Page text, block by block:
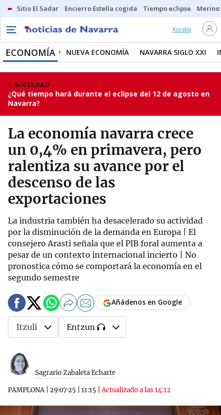
Sitio El Sadar Encierro Estella cogida Tiempo eclipse
Kiosko
ECONOMÍA NUEVA ECONOMÍA NAVARRA SIGLO XXI
SOCIEDAD
¿Qué tiempo hará durante el eclipse del 12 de agosto en
Navarra?
La economía navarra crece
un 0,4% en primavera, pero
ralentiza su avance por el
descenso de las
exportaciones
La industria también ha desacelerado su actividad
por la disminución de la demanda en Europa | El
consejero Arasti señala que el PIB foral aumenta a
pesar de un contexto internacional incierto | No
pronostica cómo se comportará la economía en el
segundo semestre
Sagrario Zabaleta Echarte
PAMPLONA| 29·07·25 11:15 |Actualizado a las 14:12
Añádenos en Google
Itzuli Entzun